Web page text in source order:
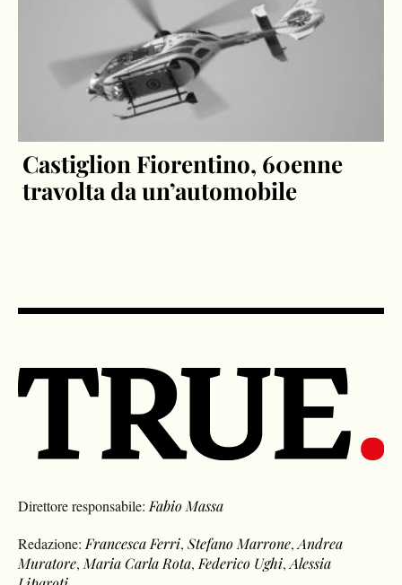
Castiglion Fiorentino, 60enne
travolta da un’automobile
Direttore responsabile: Fabio Massa
Redazione: Francesca Ferri,Stefano Marrone,Andrea
Muratore, Maria Carla Rota, Federico Ughi,Alessia